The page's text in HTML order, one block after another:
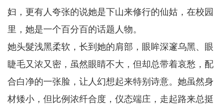
妇，更有人夸张的说她是下山来修行的仙姑，在校园
里，她是一个百分百的话题人物。
她头髮浅黑柔软，长到她的肩部，眼眸深邃乌黑、眼
睫毛又浓又密，虽然眼睛不大，但却总带着哀愁，配
合白净的一张脸，让人幻想起来特别诗意。她虽然身
材矮小，但比例浓纤合度，仪态端庄，走起路来总挺